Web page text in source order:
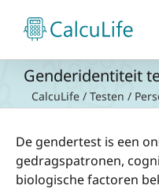
naar
inhoud
Genderidentiteit
CalcuLife / Testen /
De gendertest is een
gedragspatronen,
biologische factoren